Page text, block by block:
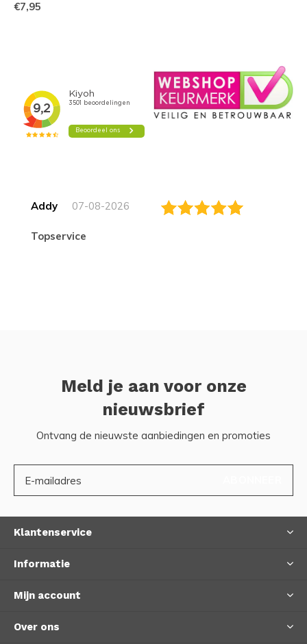
€7,95
Addy 07-08-2026
topservice
Meld je aan voor onze
nieuwsbrief
Ontvang de nieuwste aanbiedingen en promoties
Klantenservice
Informatie
Mijn account
Over ons